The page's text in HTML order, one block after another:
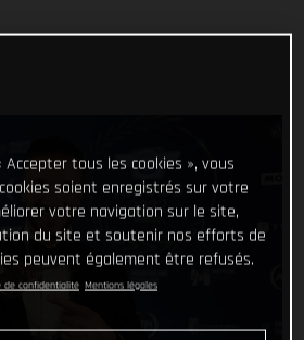
Accepter tous les cookies », vous
soient enregistrés sur votre
votre navigation sur le site,
du site et soutenir nos efforts de
peuvent également être refusés.
de confidentialité Mentions légales